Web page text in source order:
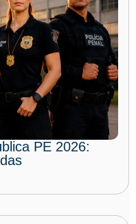
PE 2026: